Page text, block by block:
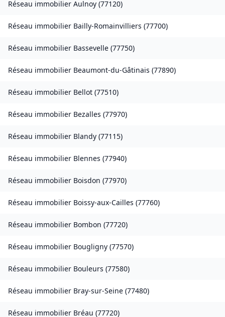
Réseau immobilier Aulnoy (77120)
Réseau immobilier Bailly-Romainvilliers (77700)
Réseau immobilier Bassevelle (77750)
Réseau immobilier Beaumont-du-Gâtinais (77890)
Réseau immobilier Bellot (77510)
Réseau immobilier Bezalles (77970)
Réseau immobilier Blandy (77115)
Réseau immobilier Blennes (77940)
Réseau immobilier Boisdon (77970)
Réseau immobilier Boissy-aux-Cailles (77760)
Réseau immobilier Bombon (77720)
Réseau immobilier Bougligny (77570)
Réseau immobilier Bouleurs (77580)
Réseau immobilier Bray-sur-Seine (77480)
Réseau immobilier Bréau (77720)